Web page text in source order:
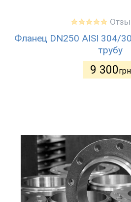
Фланец DN250 AISI 304/
трубу
9 300грн